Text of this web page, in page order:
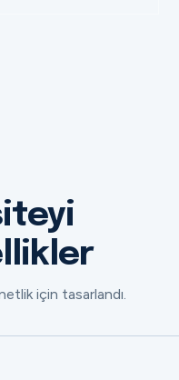
için tasarlandı.